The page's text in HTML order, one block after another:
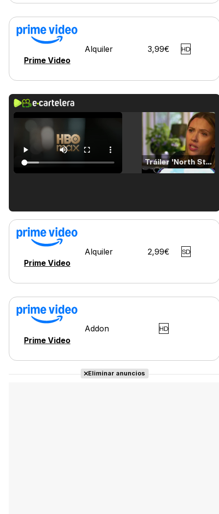
Prime Video
Alquiler 3,99€ HD
Tráiler 'North Star' (2023)
Tráiler en español de 'La isla olvidada'
Prime Video
Alquiler 2,99€ SD
Prime Video
Addon HD
Eliminar anuncios